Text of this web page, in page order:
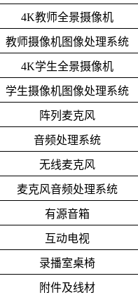
4K教师全景摄像机
教师摄像机图像处理系统
4K学生全景摄像机
学生摄像机图像处理系统
阵列麦克风
音频处理系统
无线麦克风
麦克风音频处理系统
有源音箱
互动电视
录播室桌椅
附件及线材